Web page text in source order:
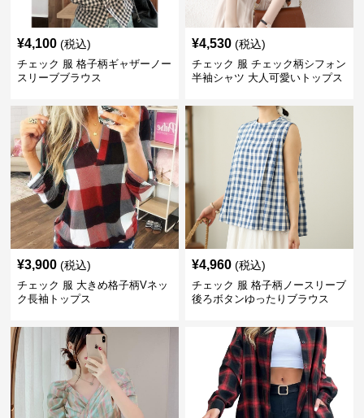
¥4,100 (税込)
チェック 服 格子柄ギャザーノー
スリーブブラウス
¥4,530 (税込)
チェック 服 チェック柄シフォン
半袖シャツ 大人可愛いトップス
¥3,900 (税込)
チェック 服 大きめ格子柄Vネッ
ク長袖トップス
¥4,960 (税込)
チェック 服 格子柄ノースリーブ
後ろボタンゆったりブラウス